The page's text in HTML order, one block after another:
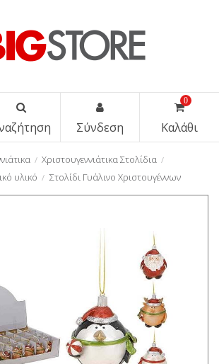
Σύνδεση
0
Καλάθι
Χριστουγεννιάτικα Στολίδια
υλικό
Στολίδι Γυάλινο Χριστουγέννων